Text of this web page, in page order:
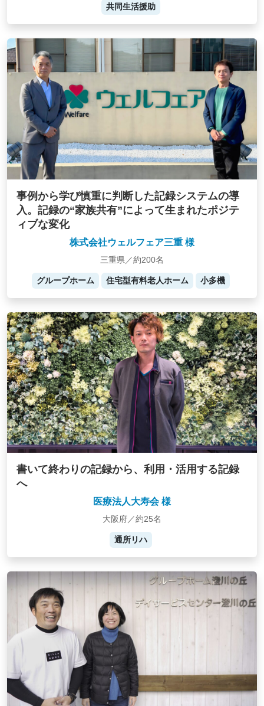
共同生活援助
事例から学び慎重に判断した記録システムの導
入。記録の“家族共有”によって生まれたポジテ
ィブな変化
株式会社ウェルフェア三重 様
三重県／約200名
グループホーム 住宅型有料老人ホーム 小多機
書いて終わりの記録から、利用・活用する記録
へ
医療法人大寿会 様
大阪府／約25名
通所リハ